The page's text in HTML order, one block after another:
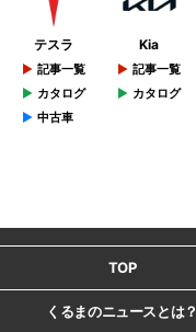
テスラ
記事一覧
カタログ
中古車
Kia
記事一覧
カタログ
TOP
くるまのニュースとは？